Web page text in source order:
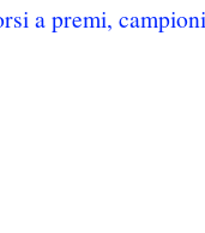
a premi,